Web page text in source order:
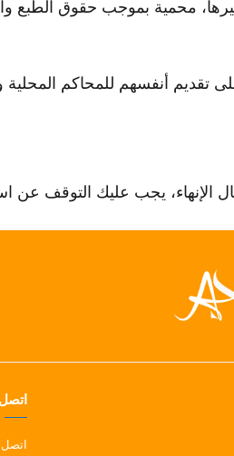
محمية بموجب حقوق الطبع
أنفسهم للمحاكم المحلية
يجب عليك التوقف عن
اتصل